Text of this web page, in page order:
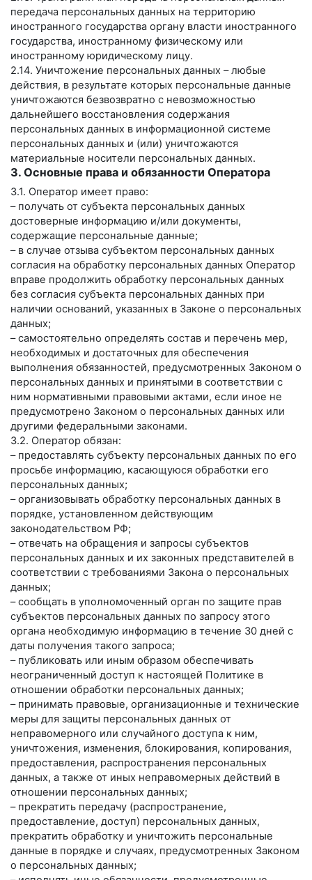
передача персональных данных на территорию
иностранного государства органу власти иностранного
государства, иностранному физическому или
иностранному юридическому лицу.
2.14. Уничтожение персональных данных – любые
действия, в результате которых персональные данные
уничтожаются безвозвратно с невозможностью
дальнейшего восстановления содержания
персональных данных в информационной системе
персональных данных и (или) уничтожаются
материальные носители персональных данных.
3. Основные права и обязанности Оператора
3.1. Оператор имеет право:
– получать от субъекта персональных данных
достоверные информацию и/или документы,
содержащие персональные данные;
– в случае отзыва субъектом персональных данных
согласия на обработку персональных данных Оператор
вправе продолжить обработку персональных данных
без согласия субъекта персональных данных при
наличии оснований, указанных в Законе о персональных
данных;
– самостоятельно определять состав и перечень мер,
необходимых и достаточных для обеспечения
выполнения обязанностей, предусмотренных Законом о
персональных данных и принятыми в соответствии с
ним нормативными правовыми актами, если иное не
предусмотрено Законом о персональных данных или
другими федеральными законами.
3.2. Оператор обязан:
– предоставлять субъекту персональных данных по его
просьбе информацию, касающуюся обработки его
персональных данных;
– организовывать обработку персональных данных в
порядке, установленном действующим
законодательством РФ;
– отвечать на обращения и запросы субъектов
персональных данных и их законных представителей в
соответствии с требованиями Закона о персональных
данных;
– сообщать в уполномоченный орган по защите прав
субъектов персональных данных по запросу этого
органа необходимую информацию в течение 30 дней с
даты получения такого запроса;
– публиковать или иным образом обеспечивать
неограниченный доступ к настоящей Политике в
отношении обработки персональных данных;
– принимать правовые, организационные и технические
меры для защиты персональных данных от
неправомерного или случайного доступа к ним,
уничтожения, изменения, блокирования, копирования,
предоставления, распространения персональных
данных, а также от иных неправомерных действий в
отношении персональных данных;
– прекратить передачу (распространение,
предоставление, доступ) персональных данных,
прекратить обработку и уничтожить персональные
данные в порядке и случаях, предусмотренных Законом
о персональных данных;